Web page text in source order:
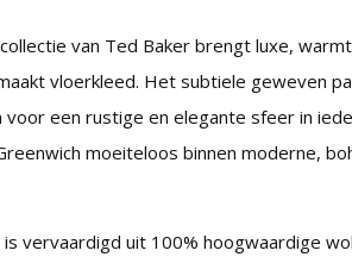
van Ted Baker brengt luxe,
vloerkleed. Het subtiele geweven
voor een rustige en elegante sfeer in
moeiteloos binnen moderne,
vervaardigd uit 100% hoogwaardige